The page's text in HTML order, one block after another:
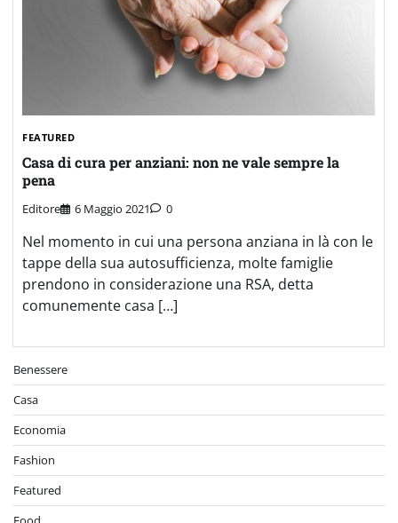
FEATURED
Casa di cura per anziani: non ne vale sempre la
pena
Editore 6 Maggio 2021 0
Nel momento in cui una persona anziana in là con le
tappe della sua autosufficienza, molte famiglie
prendono in considerazione una RSA, detta
comunemente casa […]
Benessere
Casa
Economia
Fashion
Featured